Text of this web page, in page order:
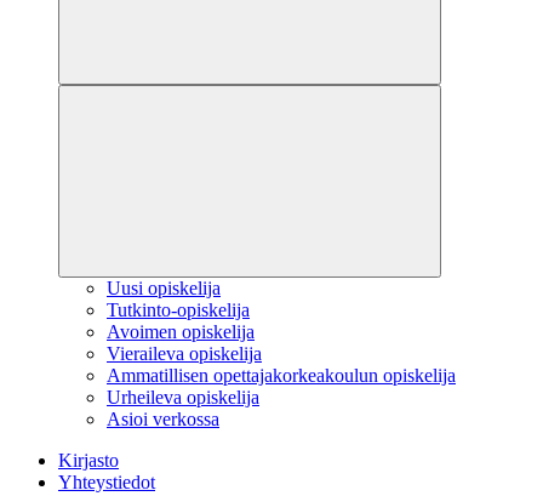
Uusi opiskelija
Tutkinto-opiskelija
Avoimen opiskelija
Vieraileva opiskelija
Ammatillisen opettajakorkeakoulun opiskelija
Urheileva opiskelija
Asioi verkossa
Kirjasto
Yhteystiedot